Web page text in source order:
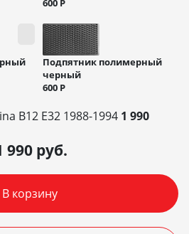
600 Р
Подпятник полимерный
черный
600 Р
B12 E32 1988-1994 1 990
990 руб.
В корзину